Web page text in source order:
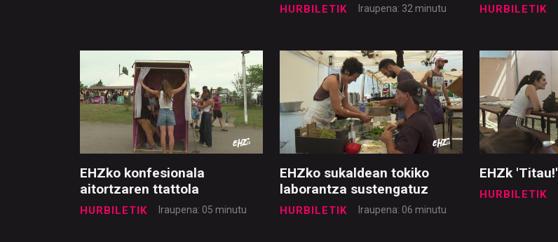
HURBILETIK Iraupena: 32 minutu HURBILETIK
EHZko konfesionala
aitortzaren ttattola
HURBILETIK Iraupena: 05 minutu
EHZko sukaldean tokiko
laborantza sustengatuz
HURBILETIK Iraupena: 06 minutu
EHZk 'Titau!'
HURBILETIK